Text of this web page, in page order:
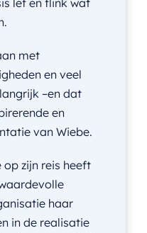
lef en flink wat
met
en veel
–en dat
en
van Wiebe.
op zijn reis heeft
haar
in de realisatie